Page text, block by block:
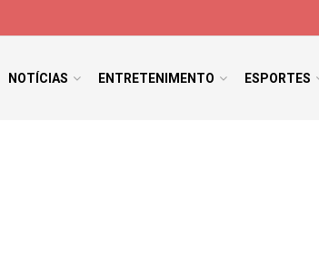
NOTÍCIAS ENTRETENIMENTO ESPORTES